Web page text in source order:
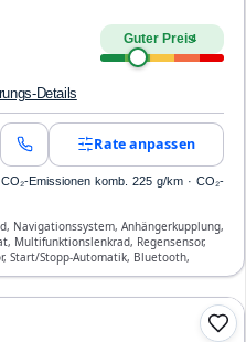
Guter Preis4
Details
Rate anpassen
Emissionen komb. 225 g/km · CO₂-
Navigationssystem, Anhängerkupplung,
Multifunktionslenkrad, Regensensor,
Start/Stopp-Automatik, Bluetooth,
ESP, ABS, Klimatisierung, Front-